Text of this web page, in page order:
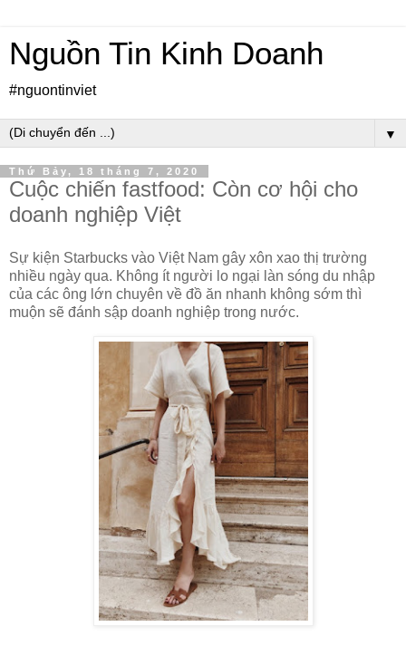
Nguồn Tin Kinh Doanh
#nguontinviet
▼
Thứ Bảy, 18 tháng 7, 2020
Cuộc chiến fastfood: Còn cơ hội cho
doanh nghiệp Việt
Sự kiện Starbucks vào Việt Nam gây xôn xao thị trường
nhiều ngày qua. Không ít người lo ngại làn sóng du nhập
của các ông lớn chuyên về đồ ăn nhanh không sớm thì
muộn sẽ đánh sập doanh nghiệp trong nước.